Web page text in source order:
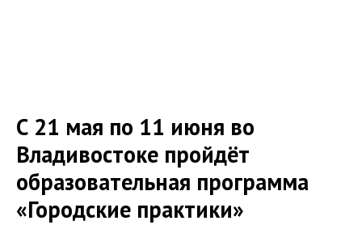
С 21 мая по 11 июня во
Владивостоке пройдёт
образовательная программа
«Городские практики»